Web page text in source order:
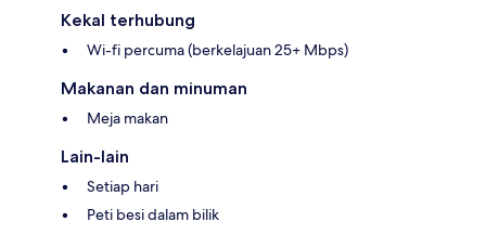
Kekal terhubung
Wi-fi percuma (berkelajuan 25+ Mbps)
Makanan dan minuman
Meja makan
Lain-lain
Setiap hari
Peti besi dalam bilik